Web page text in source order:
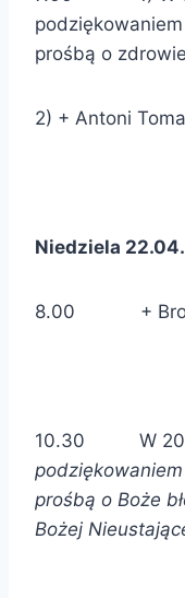
prośbą o
2) + Antoni
Niedziela
8.00 +
10.30 W 20
prośbą o Boże
Bożej